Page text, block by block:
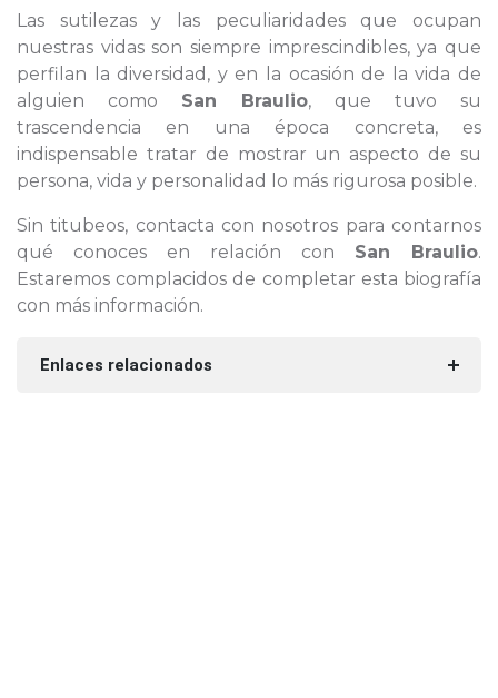
Las sutilezas y las peculiaridades que ocupan
nuestras vidas son siempre imprescindibles, ya que
perfilan la diversidad, y en la ocasión de la vida de
alguien como San Braulio, que tuvo su
trascendencia en una época concreta, es
indispensable tratar de mostrar un aspecto de su
persona, vida y personalidad lo más rigurosa posible.
Sin titubeos, contacta con nosotros para contarnos
qué conoces en relación con San Braulio.
Estaremos complacidos de completar esta biografía
con más información.
Enlaces relacionados